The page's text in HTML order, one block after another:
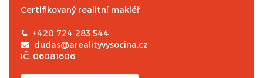
Certifikovaný realitní makléř
+420 724 283 544
dudas@arealityvysocina.cz
IČ: 06081606